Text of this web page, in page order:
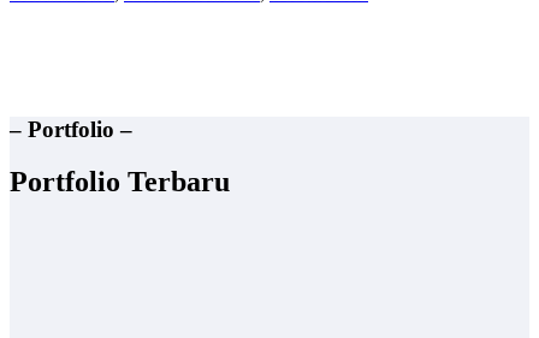
– Portfolio –
Portfolio Terbaru